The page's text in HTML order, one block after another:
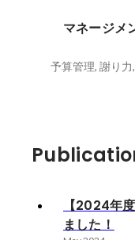
マネージメ
予算管理, 謝り
【2024年
ました！